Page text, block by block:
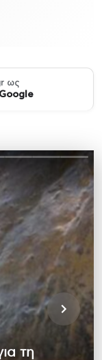
ως
τη